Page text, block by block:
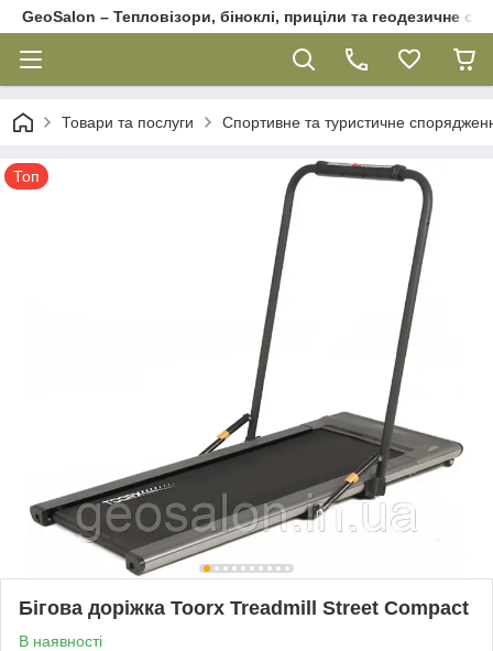
GeoSalon – Тепловізори, біноклі, приціли та геодезичне
Товари та послуги Спортивне та туристичне
Топ
Бігова доріжка Toorx Treadmill Street Compact
В наявності